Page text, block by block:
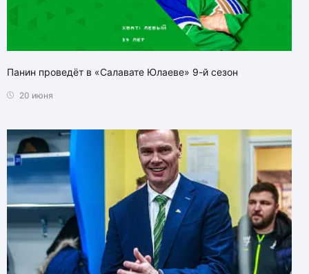
Панин проведёт в «Салавате Юлаеве» 9-й сезон
20 июня